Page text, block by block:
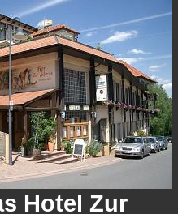
Hotel Zur